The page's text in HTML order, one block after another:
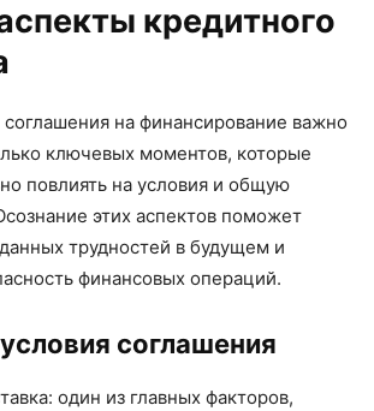
кредитного
на финансирование важно
ключевых моментов, которые
повлиять на условия и общую
этих аспектов поможет
трудностей в будущем и
финансовых операций.
соглашения
один из главных факторов,